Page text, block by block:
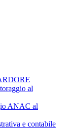
al
ANAC al
e contabile